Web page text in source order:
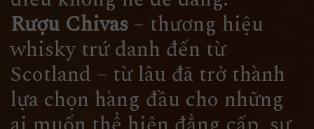
Rượu Chivas – thương hiệu
whisky trứ danh đến từ
Scotland – từ lâu đã trở thành
lựa chọn hàng đầu cho những